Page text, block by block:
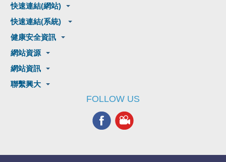
快速連結(網站)
快速連結(系統)
健康安全資訊
網站資源
網站資訊
聯繫興大
FOLLOW US